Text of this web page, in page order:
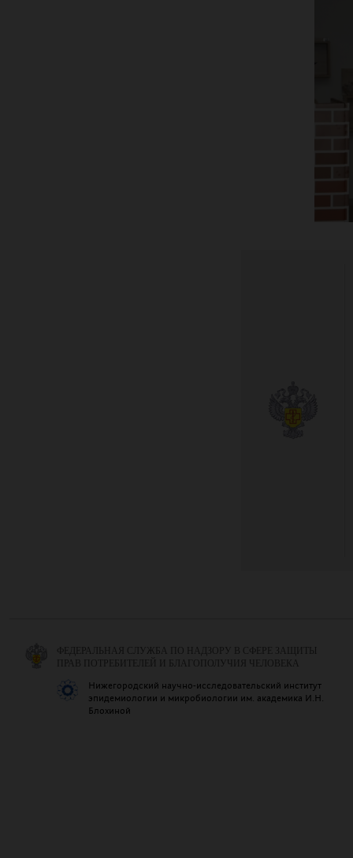
ФЕДЕРАЛЬНАЯ СЛУЖБА ПО НАДЗОРУ В СФЕРЕ ЗАЩИТЫ
ПРАВ ПОТРЕБИТЕЛЕЙ И БЛАГОПОЛУЧИЯ ЧЕЛОВЕКА
Нижегородский научно-исследовательский институт
эпидемиологии и микробиологии им. академика И.Н.
Блохиной